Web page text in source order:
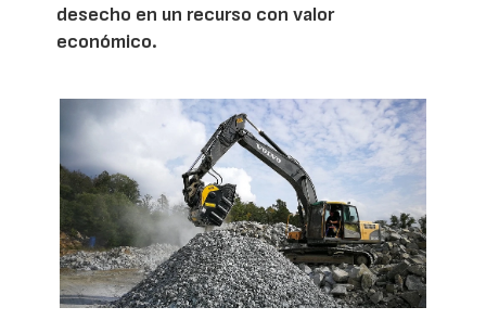
desecho en un recurso con valor
económico.